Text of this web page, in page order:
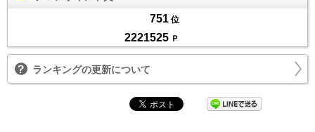
751 位
2221525 Ｐ
ランキングの更新について